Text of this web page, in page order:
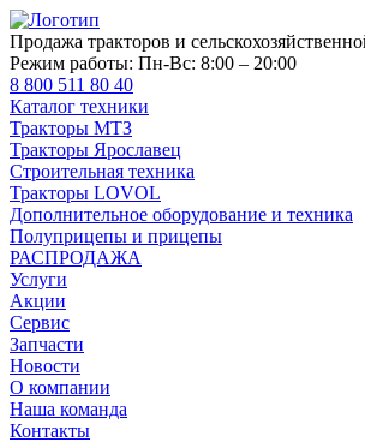
Продажа тракторов и
Режим работы: Пн-Вс: 8:00 – 20:00
8 800 511 80 40
Каталог техники
Тракторы МТЗ
Тракторы Ярославец
Строительная техника
Тракторы LOVOL
Дополнительное оборудование и техника
Полуприцепы и прицепы
РАСПРОДАЖА
Услуги
Акции
Сервис
Запчасти
Новости
О компании
Наша команда
Контакты